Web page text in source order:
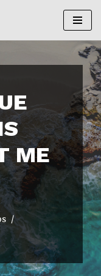
ME